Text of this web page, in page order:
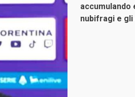
accumulando
nubifragi e